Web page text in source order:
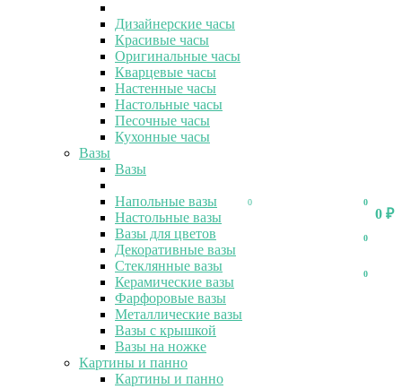
0
0 ₽
0
0
0
Дизайнерские часы
Красивые часы
Оригинальные часы
Кварцевые часы
Настенные часы
Настольные часы
Песочные часы
Кухонные часы
Вазы
Вазы
Напольные вазы
Настольные вазы
Вазы для цветов
Декоративные вазы
Стеклянные вазы
Керамические вазы
Фарфоровые вазы
Металлические вазы
Вазы с крышкой
Вазы на ножке
Картины и панно
Картины и панно